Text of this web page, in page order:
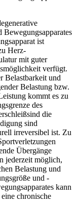
ist
Herz-
mit guter
verfügt.
Belastbarkeit und
Belastung bzw.
kommt es zu
des
die
sind
irreversibel ist. Zu
Übergänge
jederzeit möglich,
Belastung und
und -
kann
chronische